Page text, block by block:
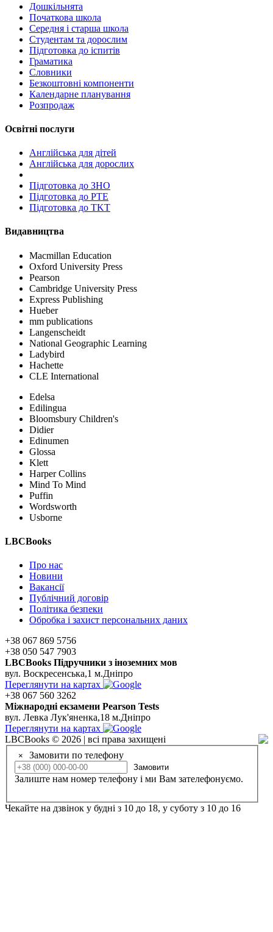
Дошкільнята
Початкова школа
Середня і старша школа
Студентам та дорослим
Підготовка до іспитів
Граматика
Словники
Безкоштовні компоненти
Календарне планування
Розпродаж
Освітні послуги
Англійська для дітей
Англійська для дорослих
Пiдготовка до ЗНО
Підготовка до PTE
Підготовка до TKT
Видавництва
Macmillan Education
Oxford University Press
Pearson
Cambridge University Press
Express Publishing
Hueber
mm publications
Langenscheidt
National Geographic Learning
Ladybird
Hachette
CLE International
Edelsa
Edilingua
Bloomsbury Children's
Didier
Edinumen
Glossa
Klett
Harper Collins
Mind To Mind
Puffin
Wordsworth
Usborne
LBCBooks
Про нас
Новини
Вакансії
Публічний договір
Політика безпеки
Обробка і захист персональних даних
+38 067 869 5756
+38 050 547 7903
LBCBooks Підручники з іноземних мов
вул. Воскресенська,1 м.Дніпро
Переглянути на картах
+38 067 560 3262
Мiжнароднi екзамени Pearson Tests
вул. Левка Лук'яненка,18 м.Дніпро
Переглянути на картах
LBCBooks © 2026 | всі права захищені
× Замовити по телефону
Замовити
Залиште нам номер телефону і ми Вам зателефонуємо.
Чекайте на дзвінок у будні з 10 до 18, у суботу з 10 до 16